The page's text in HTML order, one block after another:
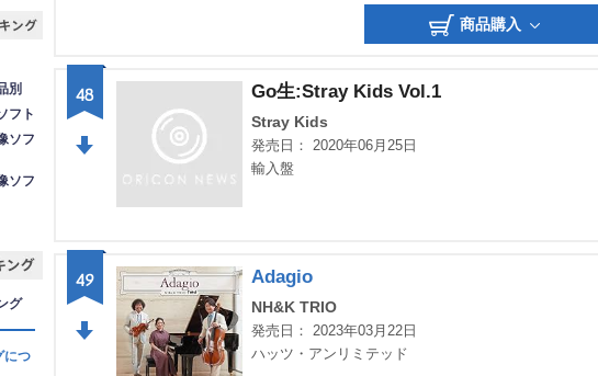
商品購入
48 Go生:Stray Kids Vol.1
Stray Kids
発売日： 2020年06月25日
輸入盤
49 Adagio
NH&K TRIO
発売日： 2023年03月22日
ハッツ・アンリミテッド
別
フト
ソフ
ソフ
グ
につ